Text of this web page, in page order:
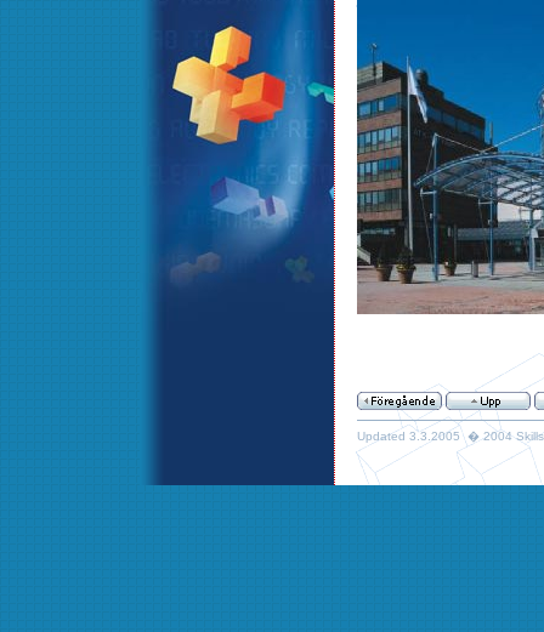
Updated 3.3.2005 � 2004 Skills